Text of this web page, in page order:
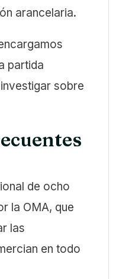
arancelaria.
partida
sobre
de ocho
la OMA, que
las
en todo